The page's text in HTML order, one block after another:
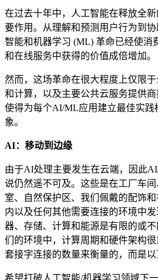
在过去十年中，人工智能在释放全
要作用。从理解和预测用户行为到
智能和机器学习 (ML) 革命已经使消
和在线服务中获得的价值成倍增加。
然而，这场革命在很大程度上仅限
和计算，以及主要公共云服务提供商
使得为每个AI/ML应用建立最佳实践
象。
AI：移动到边缘
由于AI处理主要发生在云端，因此
说仍然遥不可及。这些是在工厂车
室、自然保护区、我们佩戴的配饰
内以及任何其他需要连接的环境中
器、存储、计算和能源是有限的或
们的环境中，计算周期和硬件架构
套接字连接的数量来衡量的，而是以
希望打破人工智能/机器学习领域下